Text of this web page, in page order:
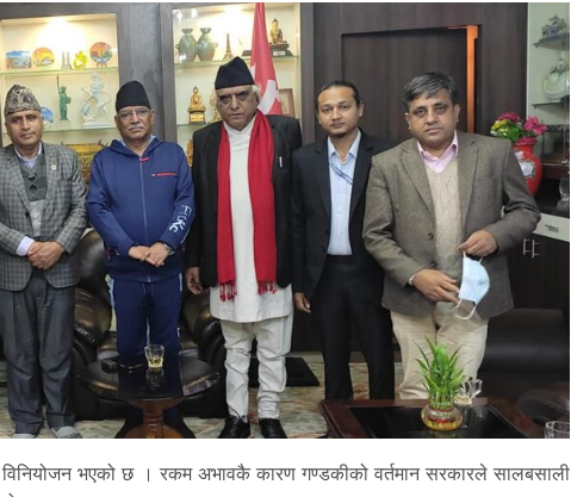
विनियोजन भएको छ । रकम अभावकै कारण गण्डकीको वर्तमान सरकारले सालबसाली